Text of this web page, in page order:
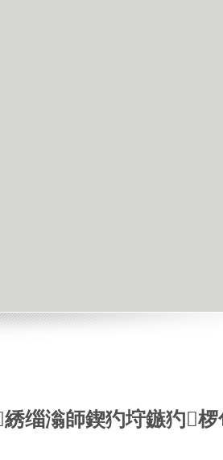
缁滃師鍥犳垨鏃犳椤